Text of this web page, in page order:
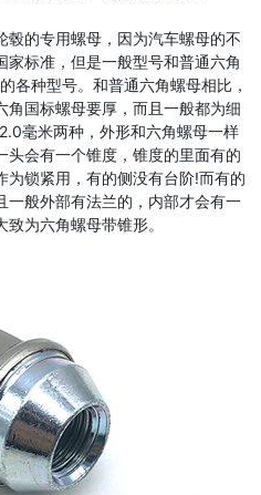
的专用螺母，因为汽车螺母的不
标准，但是一般型号和普通六角
各种型号。和普通六角螺母相比，
国标螺母要厚，而且一般都为细
毫米两种，外形和六角螺母一样
会有一个锥度，锥度的里面有的
锁紧用，有的侧没有台阶!而有的
一般外部有法兰的，内部才会有一
为六角螺母带锥形。